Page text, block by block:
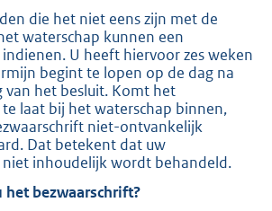
die het niet eens zijn met de
waterschap kunnen een
U heeft hiervoor zes weken
begint te lopen op de dag na
van het besluit. Komt het
laat bij het waterschap binnen,
niet-ontvankelijk
Dat betekent dat uw
niet inhoudelijk wordt behandeld.
het bezwaarschrift?